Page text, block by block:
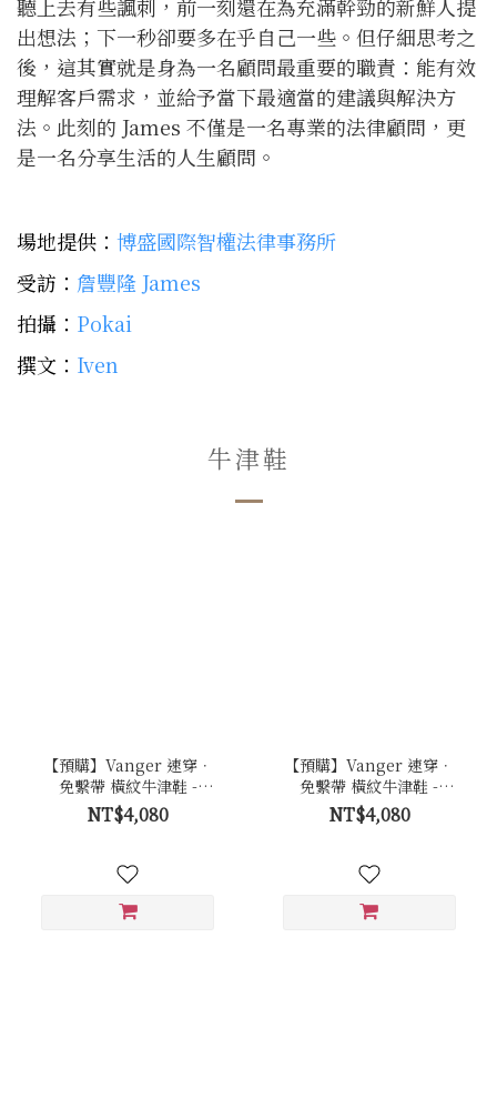
聽上去有些諷刺，前一刻還在為充滿幹勁的新鮮人提
出想法；下一秒卻要多在乎自己一些。但仔細思考之
後，這其實就是身為一名顧問最重要的職責：能有效
理解客戶需求，並給予當下最適當的建議與解決方
法。此刻的 James 不僅是一名專業的法律顧問，更
是一名分享生活的人生顧問。
場地提供： 博盛國際智權法律事務所
受訪： 詹豐隆 James
拍攝： Pokai
撰文： Iven
牛津鞋
【預購】Vanger 速穿．
免繫帶 橫紋牛津鞋 -
Va301咖
NT$4,080
【預購】Vanger 速穿．
免繫帶 橫紋牛津鞋 -
Va301棕
NT$4,080